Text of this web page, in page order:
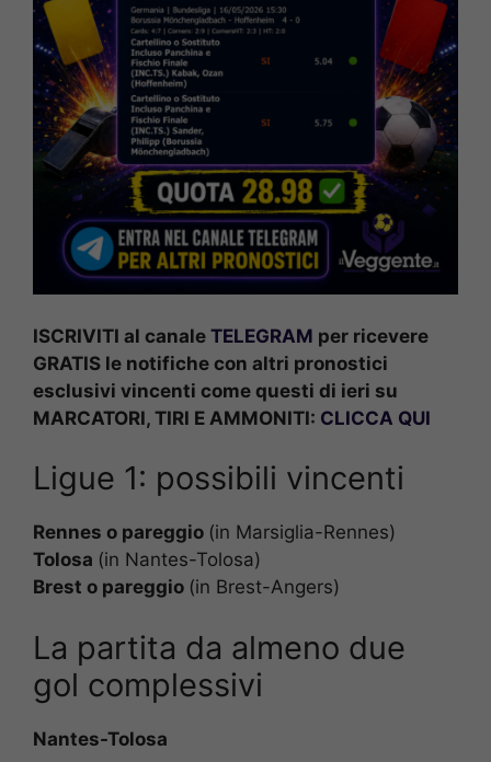
ISCRIVITI al canale TELEGRAM per ricevere
GRATIS le notifiche con altri pronostici
esclusivi vincenti come questi di ieri su
MARCATORI, TIRI E AMMONITI: CLICCA QUI
Ligue 1: possibili vincenti
Rennes o pareggio (in Marsiglia-Rennes)
Tolosa (in Nantes-Tolosa)
Brest o pareggio (in Brest-Angers)
La partita da almeno due
gol complessivi
Nantes-Tolosa